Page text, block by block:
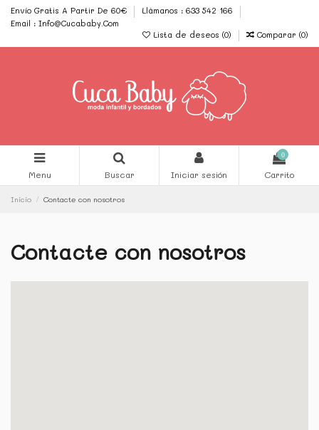
Envío Gratis A Partir De 60€
Llámanos : 633 542 166
Email : Info@Cucababy.Com
Lista de deseos (0) Comparar (0)
Menu Buscar Iniciar sesión
0
Carrito
Inicio Contacte con nosotros
Contacte con nosotros